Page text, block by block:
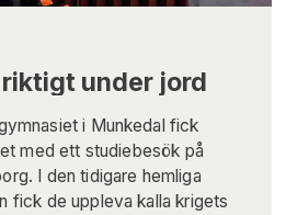
under jord
i Munkedal fick
med ett studiebesök på
I den tidigare hemliga
fick de uppleva kalla krigets